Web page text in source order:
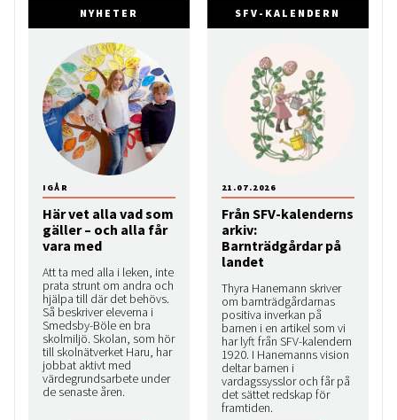
NYHETER
Här vet alla vad som
gäller – och alla får
vara med
Att ta med alla i leken, inte
prata strunt om andra och
hjälpa till där det behövs.
Så beskriver eleverna i
Smedsby-Böle en bra
skolmiljö. Skolan, som hör
till skolnätverket Haru, har
jobbat aktivt med
värdegrundsarbete under
de senaste åren.
IGÅR
SFV-KALENDERN
Från SFV-kalenderns
arkiv:
Barnträdgårdar på
landet
Thyra Hanemann skriver
om barnträdgårdarnas
positiva inverkan på
barnen i en artikel som vi
har lyft från SFV-kalendern
1920. I Hanemanns vision
deltar barnen i
vardagssysslor och får på
det sättet redskap för
framtiden.
21.07.2026